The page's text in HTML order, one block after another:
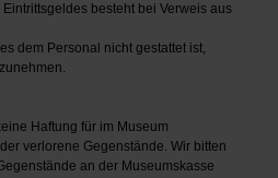
besteht bei Verweis aus
dem Personal nicht gestattet ist,
Haftung für im Museum
verlorene Gegenstände. Wir bitten
an der Museumskasse